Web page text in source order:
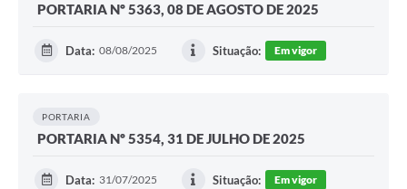
PORTARIA Nº 5363, 08 DE AGOSTO DE 2025
Data: 08/08/2025 Situação: Em vigor
PORTARIA
PORTARIA Nº 5354, 31 DE JULHO DE 2025
Data: 31/07/2025 Situação: Em vigor